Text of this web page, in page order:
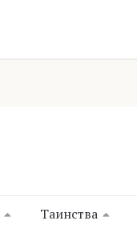
Таинства